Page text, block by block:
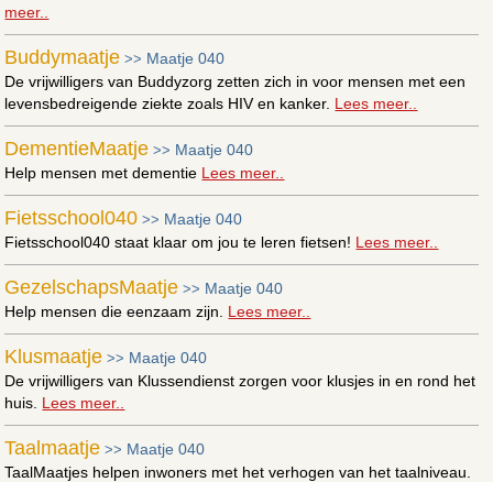
meer..
Buddymaatje >> Maatje 040
De vrijwilligers van Buddyzorg zetten zich in voor mensen met een
levensbedreigende ziekte zoals HIV en kanker. Lees meer..
DementieMaatje >> Maatje 040
Help mensen met dementie Lees meer..
Fietsschool040 >> Maatje 040
Fietsschool040 staat klaar om jou te leren fietsen! Lees meer..
GezelschapsMaatje >> Maatje 040
Help mensen die eenzaam zijn. Lees meer..
Klusmaatje >> Maatje 040
De vrijwilligers van Klussendienst zorgen voor klusjes in en rond het
huis. Lees meer..
Taalmaatje >> Maatje 040
TaalMaatjes helpen inwoners met het verhogen van het taalniveau.